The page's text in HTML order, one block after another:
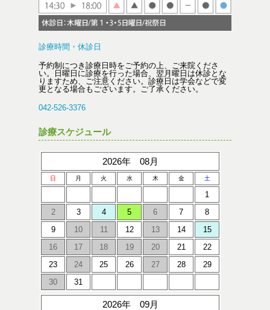
診療時間・休診日
予約制につき診療日時をご予約の上、ご来院くださ
い。日曜日に診療を行った場合、翌月曜日は休診とな
りますため、ご注意ください。診療日は学会などで変
更となる場合もございます。ご了承ください。
042-526-3376
診療スケジュール
2026年 08月
日 月 火 水 木 金 土
1
2
3 4 5 6 7
8
9
10 11 12 13 14
15
16
17 18 19 20 21
22
23
24 25 26 27 28
29
30
31
2026年 09月